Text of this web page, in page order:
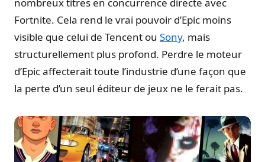
Fortnite. Cela rend le vrai pouvoir d’Epic moins
visible que celui de Tencent ou Sony, mais
structurellement plus profond. Perdre le moteur
d’Epic affecterait toute l’industrie d’une façon que
la perte d’un seul éditeur de jeux ne le ferait pas.